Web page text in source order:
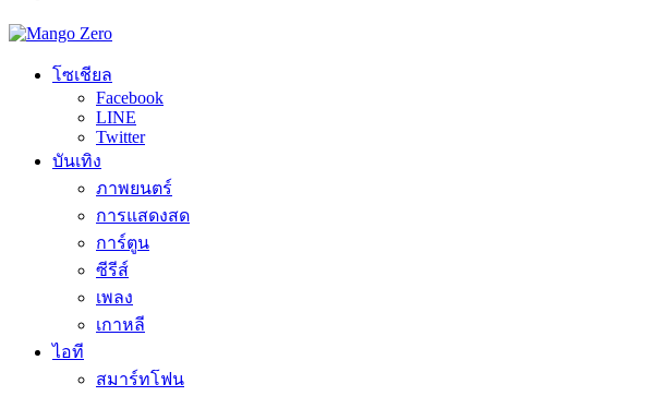
โซเชียล
Facebook
LINE
Twitter
บันเทิง
ภาพยนตร์
การแสดงสด
การ์ตูน
ซีรีส์
เพลง
เกาหลี
ไอที
สมาร์ทโฟน